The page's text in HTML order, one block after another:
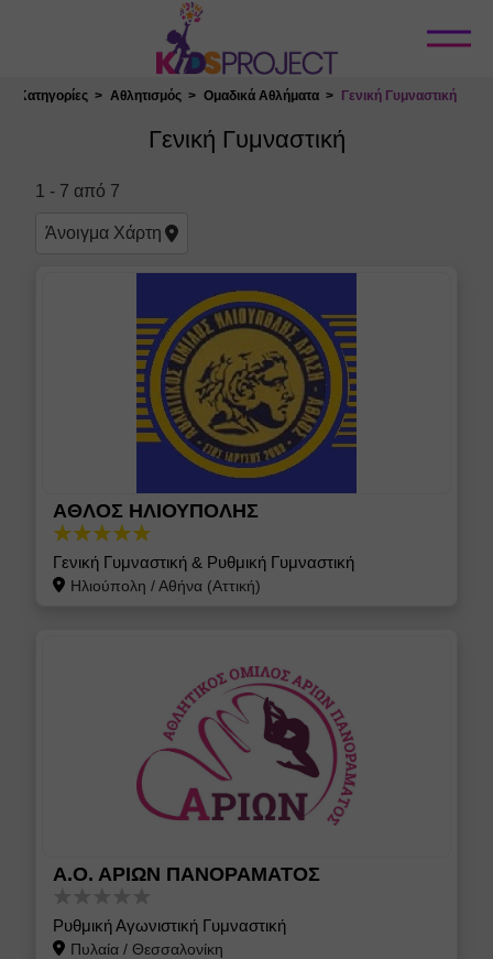
Κλείσιμο
Κατηγορίες Αθλητισμός Ομαδικά Αθλήματα Γενική Γυμναστική
Γενική Γυμναστική
1 - 7 από 7
Άνοιγμα Χάρτη
ΑΘΛΟΣ ΗΛΙΟΥΠΟΛΗΣ
Γενική Γυμναστική & Ρυθμική Γυμναστική
Ηλιούπολη /Αθήνα (Αττική)
Α.Ο. ΑΡΙΩΝ ΠΑΝΟΡΑΜΑΤΟΣ
Ρυθμική Αγωνιστική Γυμναστική
Πυλαία/ Θεσσαλονίκη